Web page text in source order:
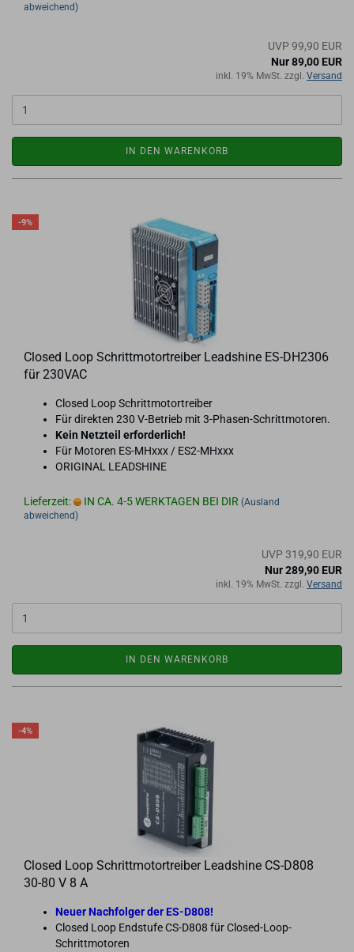
abweichend)
UVP 99,90 EUR
Nur 89,00 EUR
inkl. 19% MwSt. zzgl. Versand
IN DEN WARENKORB
-9%
Clo­sed Loop Schritt­mo­tor­trei­ber Lead­shi­ne ES-​DH2306
für 230VAC
Clo­sed Loop Schritt­mo­tor­trei­ber
Für di­rek­ten 230 V-​Betrieb mit 3-​Phasen-Schrittmotoren.
Kein Netz­teil er­for­der­lich!
Für Mo­to­ren ES-​MHxxx / ES2-​MHxxx
ORI­GI­NAL LEADSHI­NE
Lieferzeit: IN CA. 4-5 WERKTAGEN BEI DIR (Ausland
abweichend)
UVP 319,90 EUR
Nur 289,90 EUR
inkl. 19% MwSt. zzgl. Versand
IN DEN WARENKORB
-4%
Clo­sed Loop Schritt­mo­tor­trei­ber Lead­shi­ne CS-​D808
30-80 V 8 A
Neuer Nach­fol­ger der ES-​D808!
Clo­sed Loop End­stu­fe CS-​D808 für Closed-​Loop-
Schrittmotoren